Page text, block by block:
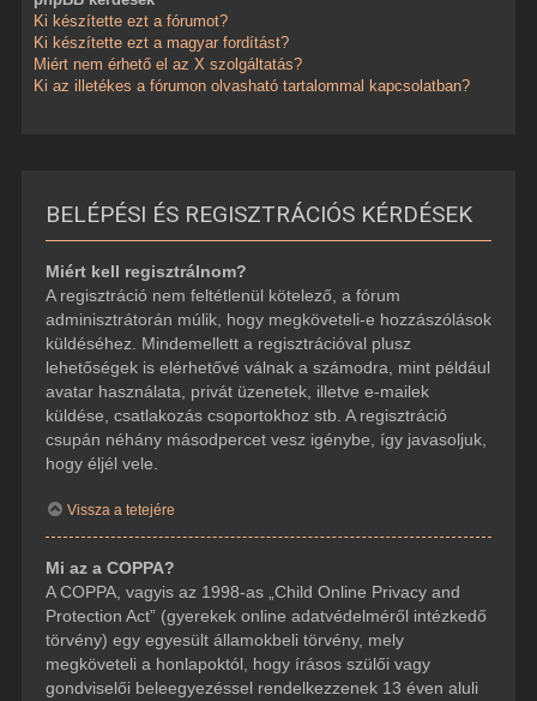
Ki készítette ezt a fórumot?
Ki készítette ezt a magyar fordítást?
Miért nem érhető el az X szolgáltatás?
Ki az illetékes a fórumon olvasható tartalommal kapcsolatban?
BELÉPÉSI ÉS REGISZTRÁCIÓS KÉRDÉSEK
Miért kell regisztrálnom?
A regisztráció nem feltétlenül kötelező, a fórum
adminisztrátorán múlik, hogy megköveteli-e hozzászólások
küldéséhez. Mindemellett a regisztrációval plusz
lehetőségek is elérhetővé válnak a számodra, mint például
avatar használata, privát üzenetek, illetve e-mailek
küldése, csatlakozás csoportokhoz stb. A regisztráció
csupán néhány másodpercet vesz igénybe, így javasoljuk,
hogy éljél vele.
Vissza a tetejére
Mi az a COPPA?
A COPPA, vagyis az 1998-as „Child Online Privacy and
Protection Act” (gyerekek online adatvédelméről intézkedő
törvény) egy egyesült államokbeli törvény, mely
megköveteli a honlapoktól, hogy írásos szülői vagy
gondviselői beleegyezéssel rendelkezzenek 13 éven aluli